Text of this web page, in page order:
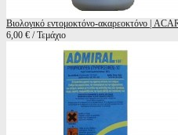
Βιολογικό εντομοκτόνο-ακαρεοκτόνο |
6,00 € / Τεμάχιο